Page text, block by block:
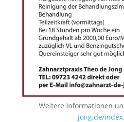
Weitere Informationen
jong.de/